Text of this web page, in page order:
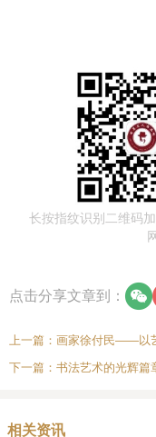
长按指纹识别二维码
点击分享文章到：
上一篇： 画家徐付民——以
下一篇： 书法艺术的光辉篇
相关资讯